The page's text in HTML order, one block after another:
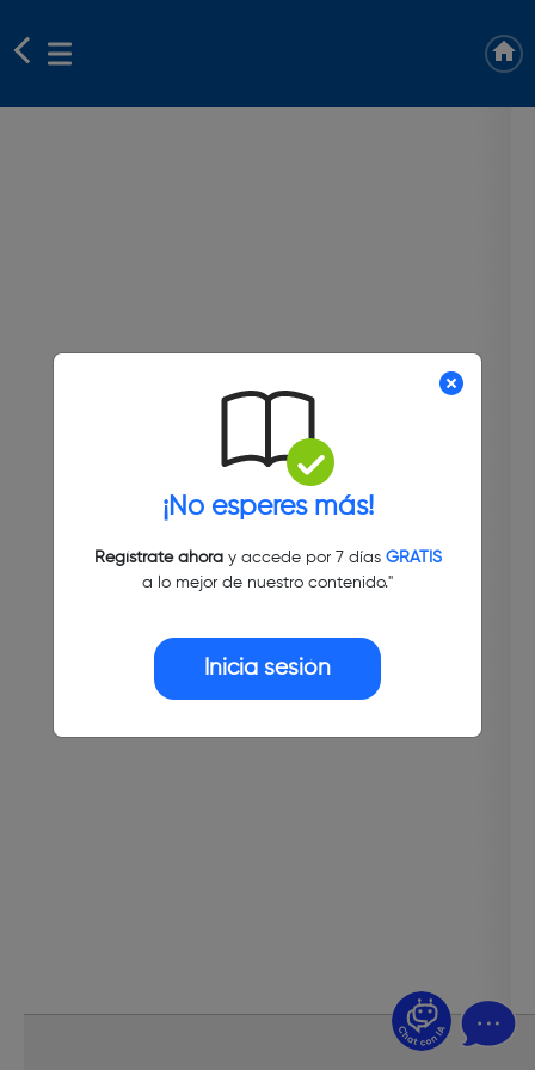
¡No esperes más!
Regístrate ahoray accede por 7 días GRATIS
a lo mejor de nuestro contenido."
Inicia sesión